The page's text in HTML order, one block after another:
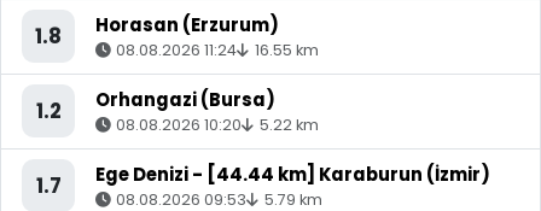
1.8 Horasan (Erzurum)
08.08.2026 11:24 16.55 km
1.2 Orhangazi (Bursa)
08.08.2026 10:20 5.22 km
1.7 Ege Denizi - [44.44 km] Karaburun (İzmir)
08.08.2026 09:53 5.79 km